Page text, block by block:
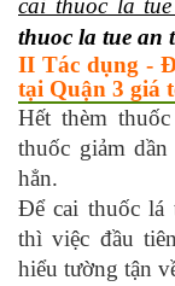
cai thuoc la
thuoc la tue an
II Tác dụng -
tại Quận 3 giá
Hết thèm
thuốc giảm
hẳn.
Để cai thuốc lá
thì việc đầu
hiểu tường tận